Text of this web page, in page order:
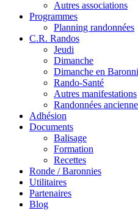
Autres associations
Programmes
Planning randonnées
C.R. Randos
Jeudi
Dimanche
Dimanche en
Rando-Santé
Autres manifestations
Randonnées
Adhésion
Documents
Balisage
Formation
Recettes
Ronde / Baronnies
Utilitaires
Partenaires
Blog